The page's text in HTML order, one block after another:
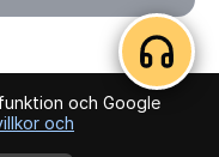
och Google
ochförbehållna.